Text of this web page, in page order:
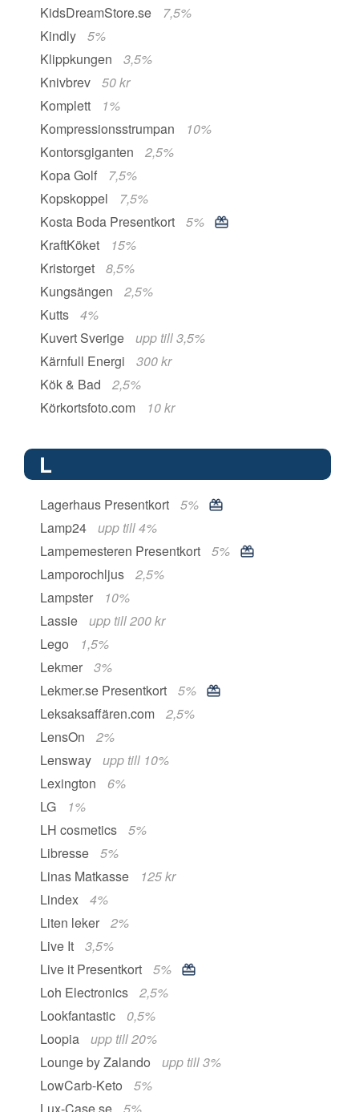
KidsDreamStore.se
7,5%
Kindly
5%
Klippkungen
3,5%
Knivbrev
50 kr
Komplett
1%
Kompressionsstrumpan
10%
Kontorsgiganten
2,5%
Kopa Golf
7,5%
Kopskoppel
7,5%
Kosta Boda Presentkort
5%
KraftKöket
15%
Kristorget
8,5%
Kungsängen
2,5%
Kutts
4%
Kuvert Sverige
upp till 3,5%
Kärnfull Energi
300 kr
Kök & Bad
2,5%
Körkortsfoto.com
10 kr
L
Lagerhaus Presentkort
5%
Lamp24
upp till 4%
Lampemesteren Presentkort
5%
Lamporochljus
2,5%
Lampster
10%
Lassie
upp till 200 kr
Lego
1,5%
Lekmer
3%
Lekmer.se Presentkort
5%
Leksaksaffären.com
2,5%
LensOn
2%
Lensway
upp till 10%
Lexington
6%
LG
1%
LH cosmetics
5%
Libresse
5%
Linas Matkasse
125 kr
Lindex
4%
Liten leker
2%
Live It
3,5%
Live it Presentkort
5%
Loh Electronics
2,5%
Lookfantastic
0,5%
Loopia
upp till 20%
Lounge by Zalando
upp till 3%
LowCarb-Keto
5%